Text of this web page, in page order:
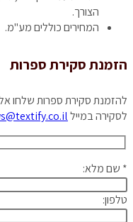
הצורך.
המחירים כוללים מע"מ.
הזמנת סקירת ספרות
להזמנת סקירת ספרות שלחו
לסקירה במייל
* שם מלא:
טלפון: